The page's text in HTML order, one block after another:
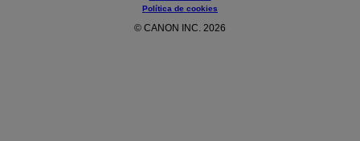
Política de cookies
© CANON INC. 2026